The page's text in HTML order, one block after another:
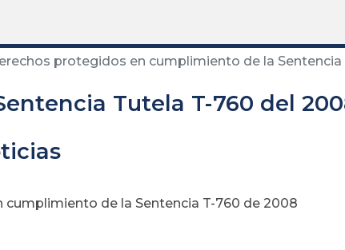
protegidos en cumplimiento de la Sentencia
Tutela T-760 del
cumplimiento de la Sentencia T-760 de 2008